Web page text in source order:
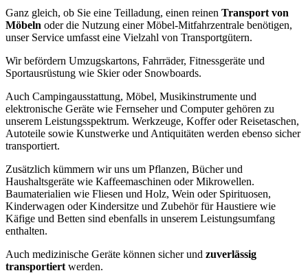
Ganz gleich, ob Sie eine Teilladung, einen reinen Transport von
Möbeln oder die Nutzung einer Möbel-Mitfahrzentrale benötigen,
unser Service umfasst eine Vielzahl von Transportgütern.
Wir befördern Umzugskartons, Fahrräder, Fitnessgeräte und
Sportausrüstung wie Skier oder Snowboards.
Auch Campingausstattung, Möbel, Musikinstrumente und
elektronische Geräte wie Fernseher und Computer gehören zu
unserem Leistungsspektrum. Werkzeuge, Koffer oder Reisetaschen,
Autoteile sowie Kunstwerke und Antiquitäten werden ebenso sicher
transportiert.
Zusätzlich kümmern wir uns um Pflanzen, Bücher und
Haushaltsgeräte wie Kaffeemaschinen oder Mikrowellen.
Baumaterialien wie Fliesen und Holz, Wein oder Spirituosen,
Kinderwagen oder Kindersitze und Zubehör für Haustiere wie
Käfige und Betten sind ebenfalls in unserem Leistungsumfang
enthalten.
Auch medizinische Geräte können sicher und zuverlässig
transportiert werden.